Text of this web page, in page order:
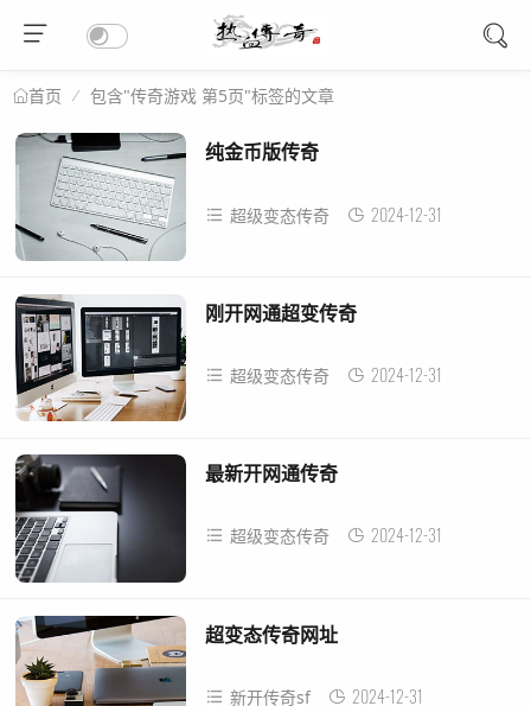
首页 包含"传奇游戏 第5页"标签的文章
纯金币版传奇
超级变态传奇 2024-12-31
刚开网通超变传奇
超级变态传奇 2024-12-31
最新开网通传奇
超级变态传奇 2024-12-31
超变态传奇网址
新开传奇sf 2024-12-31